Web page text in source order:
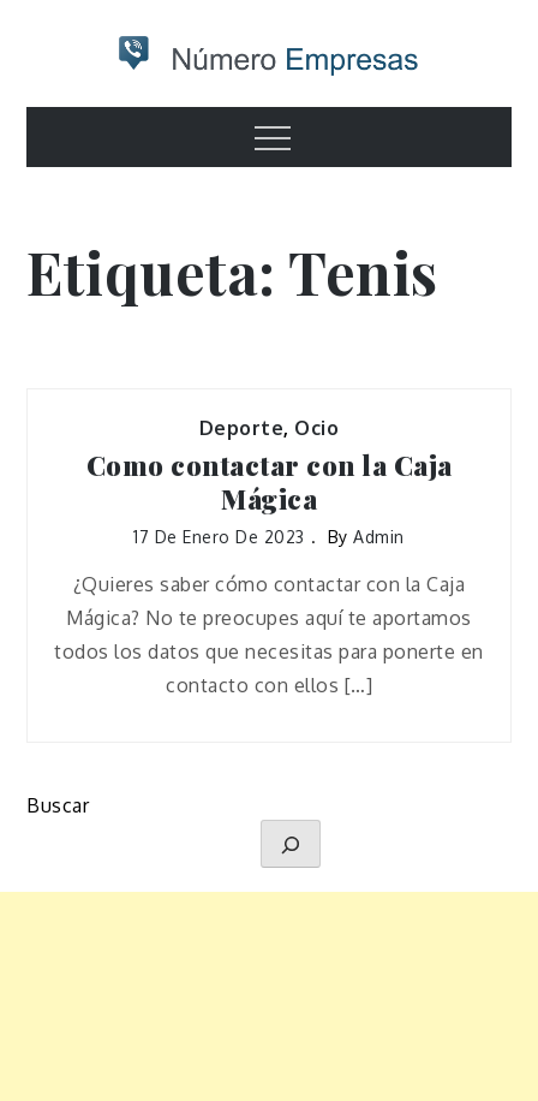
Numero
empresas
Otro sitio realizado con WordPress
Menu
Etiqueta: Tenis
Deporte, Ocio
Como contactar con la Caja
Mágica
17 De Enero De 2023 ByAdmin
¿Quieres saber cómo contactar con la Caja
Mágica? No te preocupes aquí te aportamos
todos los datos que necesitas para ponerte en
contacto con ellos […]
Buscar